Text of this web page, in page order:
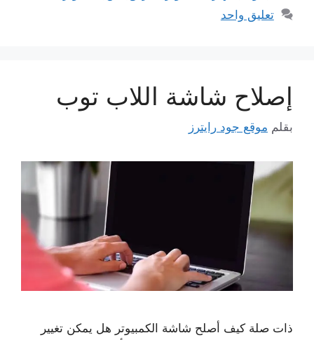
تعليق واحد
إصلاح شاشة اللاب توب
بقلم موقع جود رايترز
ذات صلة كيف أصلح شاشة الكمبيوتر هل يمكن تغيير